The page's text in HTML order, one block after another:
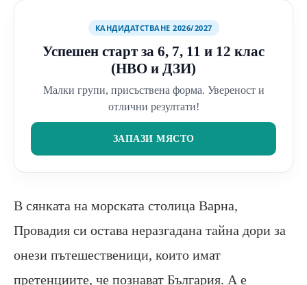
КАНДИДАТСТВАНЕ 2026/2027
Успешен старт за 6, 7, 11 и 12 клас
(НВО и ДЗИ)
Малки групи, присъствена форма. Увереност и
отлични резултати!
ЗАПАЗИ МЯСТО
В сянката на морската столица Варна,
Провадия си остава неразгадана тайна дори за
онези пътешественици, които имат
претенциите, че познават България. А е